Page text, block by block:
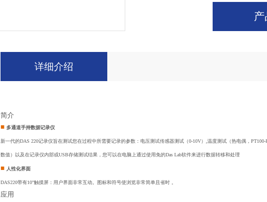
详细介绍
简介
■多通道手持数据记录仪
新一代的DAS 220记录仪旨在测试您在过程中所需要记录的参数：电压测试传感器测试（0-10V）,温度测试 （热电偶，
数值）以及在记录仪内部或USB存储测试结果，您可以在电脑上通过使用免的Das Lab软件来进行数据转移和处理
■ 人性化界面
DAS220带有10"触摸屏：用户界面非常互动。图标和符号使浏览非常简单且省时 。
应用